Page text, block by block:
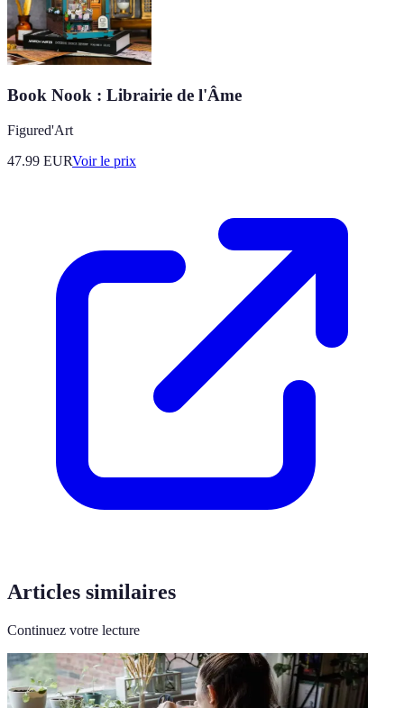
Book Nook : Librairie de l'Âme
Figured'Art
47.99 EURVoir le prix
Articles similaires
Continuez votre lecture